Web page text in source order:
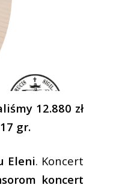
12.880 zł
gr.
Eleni. Koncert
koncert